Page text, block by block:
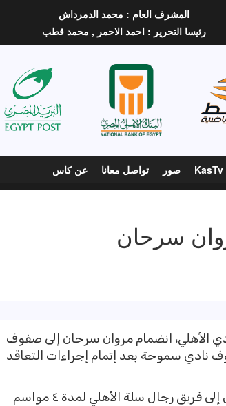
المشرف العام : محمد الدمرداش
رئيسا التحرير : احمد الاحمر , محمد قطب
KasTv صور تواصل معانا عن كاس
سرحان
الأهلي، انضمام مروان سرحان إلى صفوف
نادي سموحة بعد إتمام إجراءات التعاقد
وقال عبد القادر إن «سرحان» وقع على عقود الانتقال إلى فريق رجال سلة الأهلي لمدة ٤ مواسم